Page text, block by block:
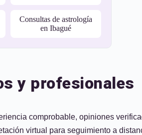
Consultas de astrología
en Ibagué
y profesionales
comprobable, opiniones
virtual para seguimiento a